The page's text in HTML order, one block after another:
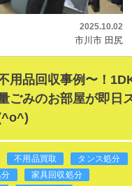
2025.10.02
市川市 田尻
用品回収事例〜！
ごみのお部屋が即日
不用品買取
タンス処分
家具回収処分